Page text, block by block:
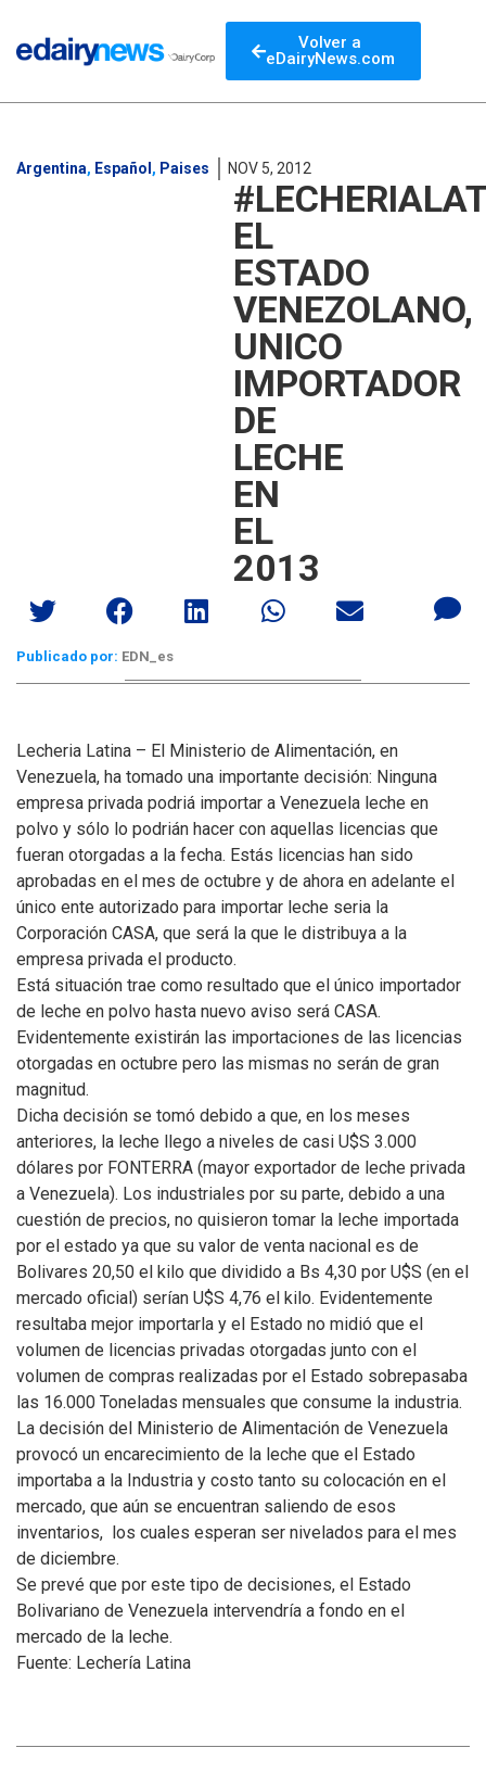
Volver a
eDairyNews.com
Argentina, Español , Paises NOV 5, 2012
EL
ESTADO
VENEZOLANO,
UNICO
IMPORTADOR
DE
LECHE
EN
EL
2013
Publicado por: EDN_es
Lecheria Latina – El Ministerio de Alimentación, en
Venezuela, ha tomado una importante decisión: Ninguna
empresa privada podriá importar a Venezuela leche en
polvo y sólo lo podrián hacer con aquellas licencias que
fueran otorgadas a la fecha. Estás licencias han sido
aprobadas en el mes de octubre y de ahora en adelante el
único ente autorizado para importar leche seria la
Corporación CASA, que será la que le distribuya a la
empresa privada el producto.
Está situación trae como resultado que el único importador
de leche en polvo hasta nuevo aviso será CASA.
Evidentemente existirán las importaciones de las licencias
otorgadas en octubre pero las mismas no serán de gran
magnitud.
Dicha decisión se tomó debido a que, en los meses
anteriores, la leche llego a niveles de casi U$S 3.000
dólares por FONTERRA (mayor exportador de leche privada
a Venezuela). Los industriales por su parte, debido a una
cuestión de precios, no quisieron tomar la leche importada
por el estado ya que su valor de venta nacional es de
Bolivares 20,50 el kilo que dividido a Bs 4,30 por U$S (en el
mercado oficial) serían U$S 4,76 el kilo. Evidentemente
resultaba mejor importarla y el Estado no midió que el
volumen de licencias privadas otorgadas junto con el
volumen de compras realizadas por el Estado sobrepasaba
las 16.000 Toneladas mensuales que consume la industria.
La decisión del Ministerio de Alimentación de Venezuela
provocó un encarecimiento de la leche que el Estado
importaba a la Industria y costo tanto su colocación en el
mercado, que aún se encuentran saliendo de esos
inventarios, los cuales esperan ser nivelados para el mes
de diciembre.
Se prevé que por este tipo de decisiones, el Estado
Bolivariano de Venezuela intervendría a fondo en el
mercado de la leche.
Fuente: Lechería Latina